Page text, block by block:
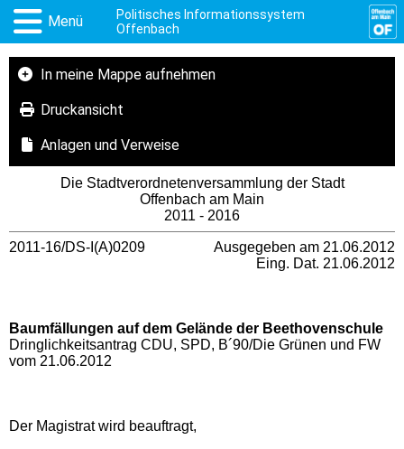
Menü
Politisches Informationssystem
Offenbach
In meine Mappe aufnehmen
Druckansicht
Anlagen und Verweise
Die Stadtverordnetenversammlung der Stadt
Offenbach am Main
2011 - 2016
2011-16/DS-I(A)0209
Ausgegeben am 21.06.2012
Eing. Dat. 21.06.2012
Baumfällungen auf dem Gelände der Beethovenschule
Dringlichkeitsantrag CDU, SPD, B´90/Die Grünen und FW
vom 21.06.2012
Der Magistrat wird beauftragt,